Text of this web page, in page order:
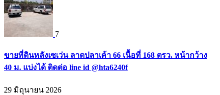
7
ขายที่ดินหลังเซเว่น ลาดปลาเค้า 66 เนื้อที่ 168 ตรว. หน้ากว้าง
40 ม. แบ่งได้ ติดต่อ line id @hta6240f
29 มิถุนายน 2026